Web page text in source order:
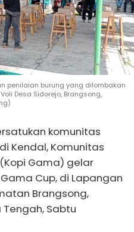
penilaian burung yang dilombakan
Desa Sidorejo, Brangsong,
komunitas
Kendal, Komunitas
Gama) gelar
Cup, di Lapangan
Brangsong,
Sabtu